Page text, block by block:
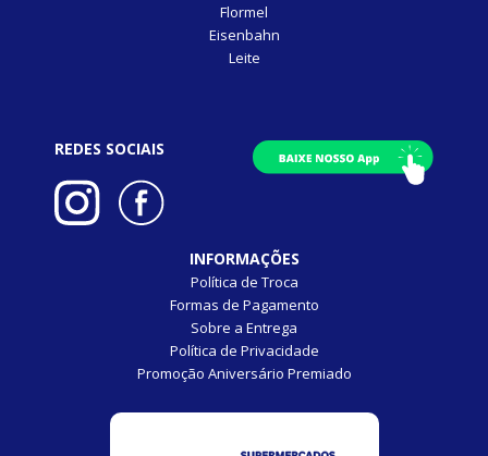
Flormel
Eisenbahn
Leite
REDES SOCIAIS
INFORMAÇÕES
Política de Troca
Formas de Pagamento
Sobre a Entrega
Política de Privacidade
Promoção Aniversário Premiado